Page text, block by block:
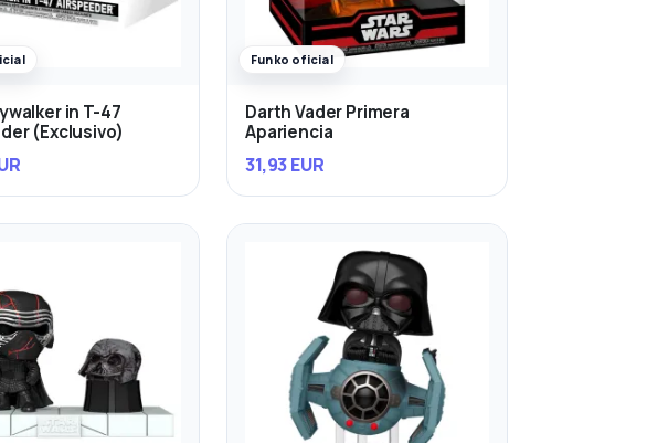
in T-47
(Exclusivo)
Funko oficial
Darth Vader Primera
Apariencia
31,93 EUR